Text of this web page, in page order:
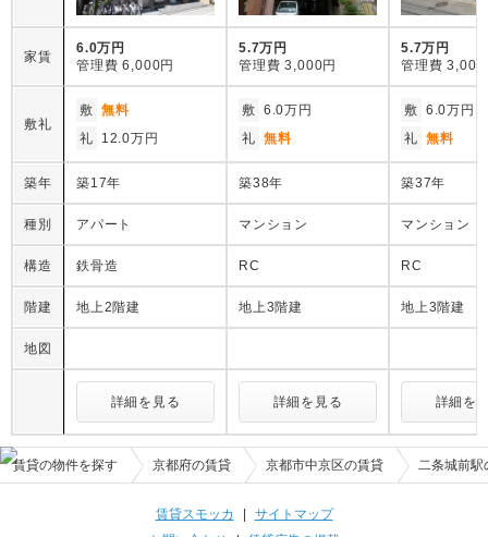
家賃
6.0万円
管理費 6,000円
5.7万円
管理費 3,000円
5.7万円
管理費 3,000
敷礼
敷 無料
礼
12.0万円
敷 6.0万円
礼 無料
敷 6.0万円
礼 無料
築年 築17年 築38年 築37年
種別 アパート マンション マンション
構造 鉄骨造 RC RC
階建 地上2階建 地上3階建 地上3階建
地図
詳細を見る 詳細を見る 詳細を
賃貸の物件を探す 京都府の賃貸 京都市中京区の賃貸 二条城前駅
賃貸スモッカ | サイトマップ